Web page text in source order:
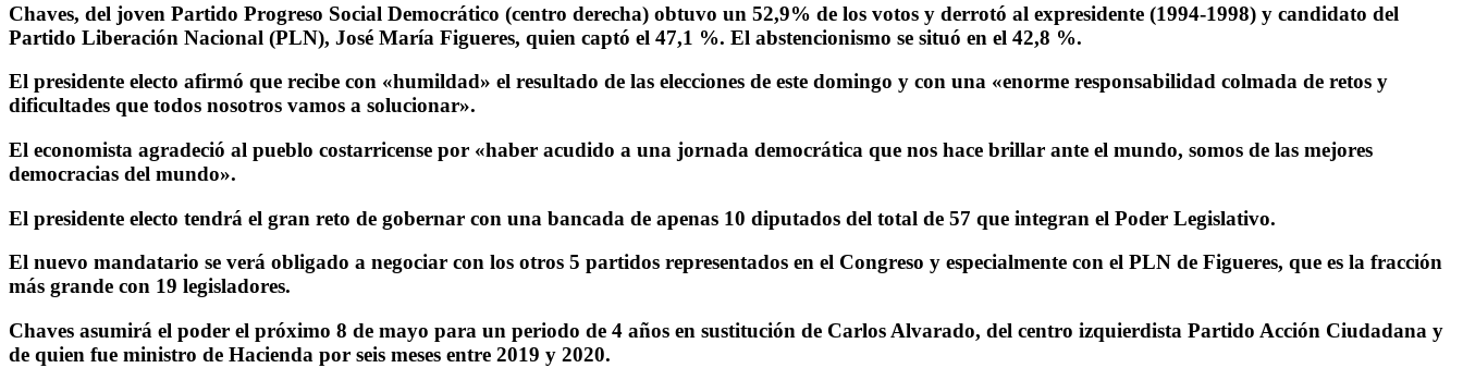
Chaves, del joven Partido Progreso Social Democrático (centro derecha) obtuvo un 52,9% de los votos y derrotó al expresidente (1994-1998) y candidato del
Partido Liberación Nacional (PLN), José María Figueres, quien captó el 47,1 %. El abstencionismo se situó en el 42,8 %.
El presidente electo afirmó que recibe con «humildad» el resultado de las elecciones de este domingo y con una «enorme responsabilidad colmada de retos y
dificultades que todos nosotros vamos a solucionar».
El economista agradeció al pueblo costarricense por «haber acudido a una jornada democrática que nos hace brillar ante el mundo, somos de las mejores
democracias del mundo».
El presidente electo tendrá el gran reto de gobernar con una bancada de apenas 10 diputados del total de 57 que integran el Poder Legislativo.
El nuevo mandatario se verá obligado a negociar con los otros 5 partidos representados en el Congreso y especialmente con el PLN de Figueres, que es la fracción
más grande con 19 legisladores.
Chaves asumirá el poder el próximo 8 de mayo para un periodo de 4 años en sustitución de Carlos Alvarado, del centro izquierdista Partido Acción Ciudadana y
de quien fue ministro de Hacienda por seis meses entre 2019 y 2020.